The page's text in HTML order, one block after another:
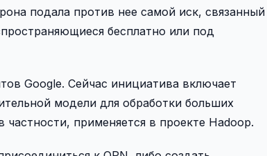
подала против нее самой иск, связанный
бесплатно или под
Google. Сейчас инициатива включает
модели для обработки больших
применяется в проекте Hadoop.